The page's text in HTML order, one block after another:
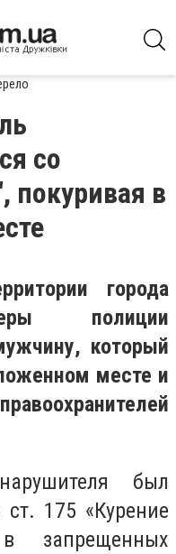
со
покуривая в
города
полиции
который
месте и
был
175 «Курение
запрещенных